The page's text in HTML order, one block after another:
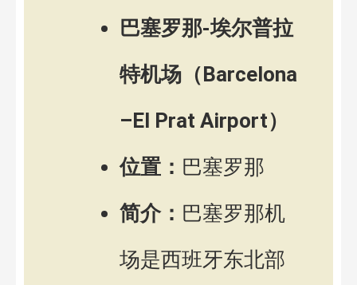
巴塞罗那-埃尔普拉
特机场（Barcelona
–El Prat Airport）
位置： 巴塞罗那
简介： 巴塞罗那机
场是西班牙东北部